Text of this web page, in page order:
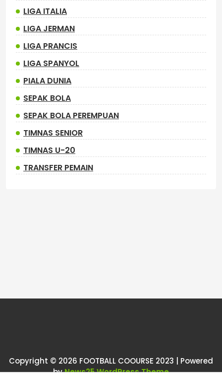
LIGA ITALIA
LIGA JERMAN
LIGA PRANCIS
LIGA SPANYOL
PIALA DUNIA
SEPAK BOLA
SEPAK BOLA PEREMPUAN
TIMNAS SENIOR
TIMNAS U-20
TRANSFER PEMAIN
Copyright © 2026 FOOTBALL COOURSE 2023 | Powered